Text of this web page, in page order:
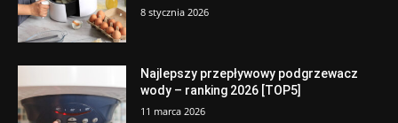
8 stycznia 2026
Najlepszy przepływowy podgrzewacz
wody – ranking 2026 [TOP5]
11 marca 2026